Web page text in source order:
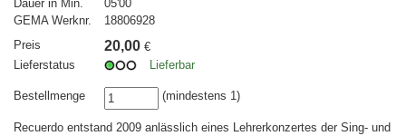
Dauer in Min.
05'00
GEMA Werknr.
18806928
Preis
20,00 €
Lieferstatus
Lieferbar
Bestellmenge (mindestens 1)
Recuerdo entstand 2009 anlässlich eines Lehrerkonzertes der Sing- und